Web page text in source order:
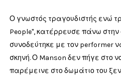
Ο γνωστός τραγουδιστής ενώ
People", κατέρρευσε πάνω
συνοδεύτηκε με τον performer
σκηνή. Ο Manson δεν πήγε στο
παρέμεινε στο δωμάτιο του